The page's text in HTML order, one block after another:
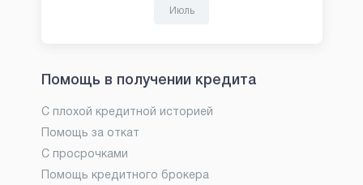
Июль
Помощь в получении кредита
С плохой кредитной историей
Помощь за откат
С просрочками
Помощь кредитного брокера